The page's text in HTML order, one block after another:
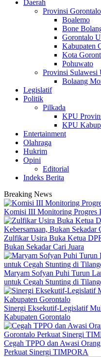
Daerah
Provinsi Gorontalo
Boalemo
Bone
Gorontalo
Kabupaten
Kota
Pohuwato
Provinsi Sulawesi
Bolaang
Legislatif
Politik
Pilkada
KPU
KPU
Entertainment
Olahraga
Hukrim
Opini
Editorial
Indeks Berita
Breaking News
Komisi III Monitoring Progres
Zulfikar Usira Buka Ketua
Bukan Sekadar Cari Juara
Maryam Sofyan Puhi Turun
untuk Cegah Stunting di
Sinergi Eksekutif-Legislatif
Kabupaten Gorontalo
Cegah TPPO dan Awasi
Perkuat Sinergi TIMPORA